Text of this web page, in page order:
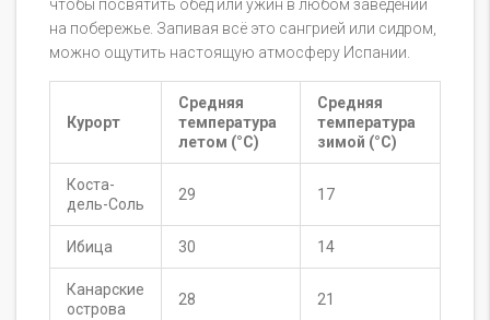
чтобы посвятить обед или ужин в любом заведении
на побережье. Запивая всё это сангрией или сидром,
можно ощутить настоящую атмосферу Испании.
Курорт
Средняя
температура
летом (°C)
Средняя
температура
зимой (°C)
Коста-
дель-Соль
29 17
Ибица 30 14
Канарские
острова
28 21